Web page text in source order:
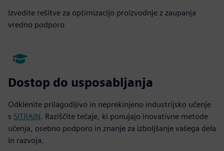
Izvedite rešitve za optimizacijo proizvodnje z zaupanja
vredno podporo
Dostop do usposabljanja
Odklenite prilagodljivo in neprekinjeno industrijsko učenje
s SITRAIN. Raziščite tečaje, ki ponujajo inovativne metode
učenja, osebno podporo in znanje za izboljšanje vašega dela
in razvoja.